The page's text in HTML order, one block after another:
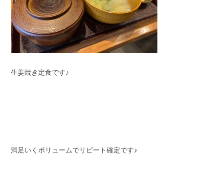
生姜焼き定食です♪
満足いくボリュームでリピート確定です♪